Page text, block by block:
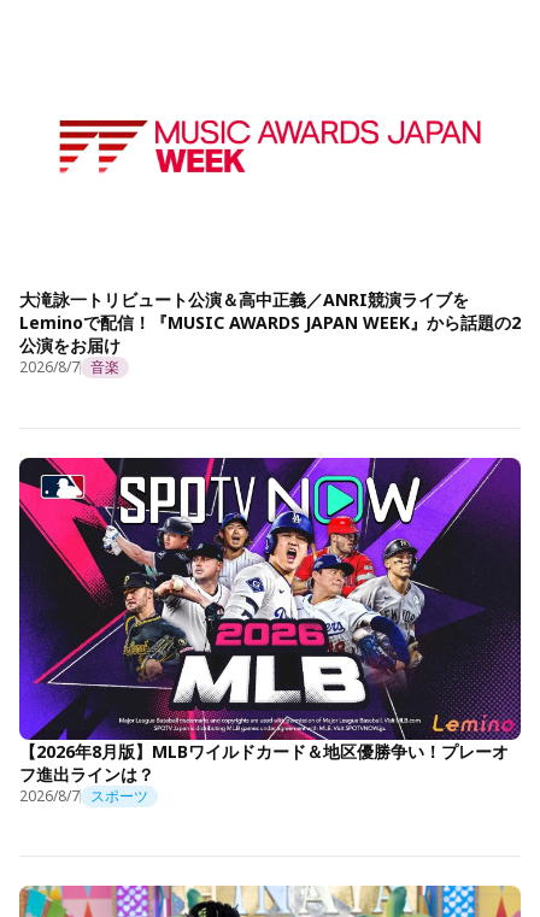
大滝詠一トリビュート公演＆高中正義／ANRI競演ライブを
Leminoで配信！『MUSIC AWARDS JAPAN WEEK』から話題の2
公演をお届け
2026/8/7 音楽
【2026年8月版】MLBワイルドカード＆地区優勝争い！プレーオ
フ進出ラインは？
2026/8/7 スポーツ